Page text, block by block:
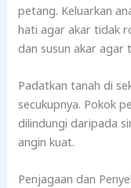
petang. Keluarkan
hati agar akar tidak
dan susun akar agar
Padatkan tanah di
secukupnya. Pokok
dilindungi daripada
angin kuat.
Penjagaan dan